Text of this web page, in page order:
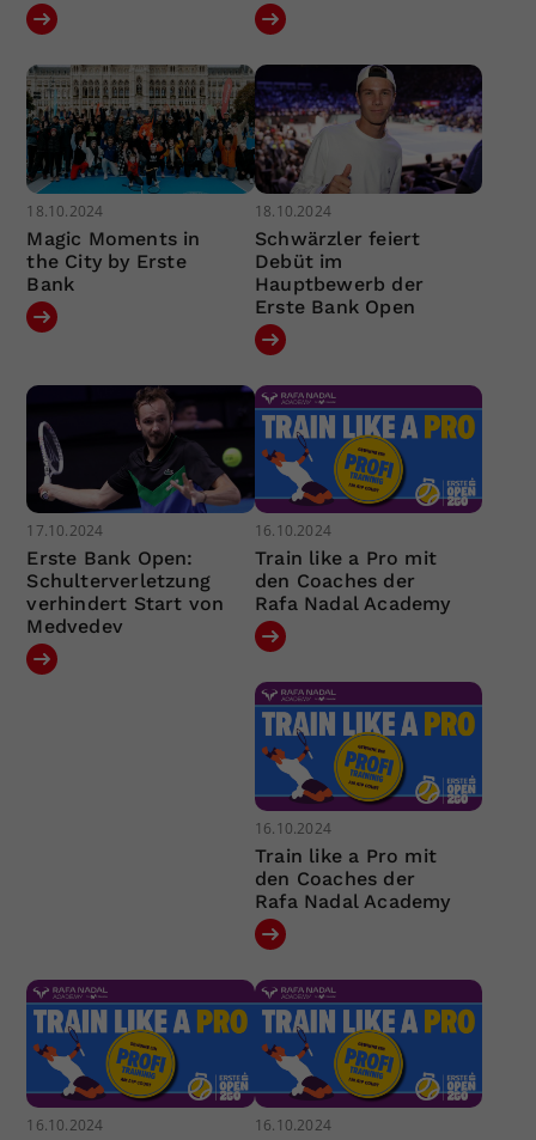
18.10.2024
Magic Moments in
the City by Erste
Bank
18.10.2024
Schwärzler feiert
Debüt im
Hauptbewerb der
Erste Bank Open
17.10.2024
Erste Bank Open:
Schulterverletzung
verhindert Start von
Medvedev
16.10.2024
Train like a Pro mit
den Coaches der
Rafa Nadal Academy
16.10.2024
Train like a Pro mit
den Coaches der
Rafa Nadal Academy
16.10.2024 16.10.2024